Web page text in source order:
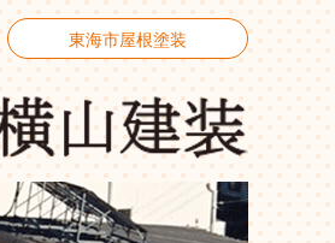
東海市屋根塗装